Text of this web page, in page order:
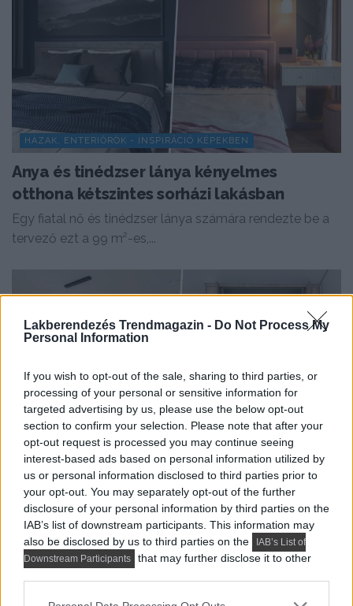
Lakberendezés Trendmagazin - Do Not Process My
Personal Information
If you wish to opt-out of the sale, sharing to third parties, or
processing of your personal or sensitive information for
targeted advertising by us, please use the below opt-out
section to confirm your selection. Please note that after your
opt-out request is processed you may continue seeing
interest-based ads based on personal information utilized by
us or personal information disclosed to third parties prior to
your opt-out. You may separately opt-out of the further
disclosure of your personal information by third parties on the
IAB’s list of downstream participants. This information may
also be disclosed by us to third parties on the
IAB’s List of
Downstream Participants
that may further disclose it to other
Please note that this website/app uses one or more Google
HÁZAK, ENTERIŐRÖK - INSPIRÁCIÓ KÉPEKBEN
Anya és tinédzser lánya kényelmes
otthona kétszintes sorházi lakásban
Egy fiatal nő és tinédzser lánya számára rendezte be a
tervező ezt a 99 m²-es,...
HÍREK, TREND, STÍLUS ÉS DESIGN
Összeköltöző pár 56 m²-es lakása:
dolgozósarok a szekrényben, konyhasziget,
színes részletek